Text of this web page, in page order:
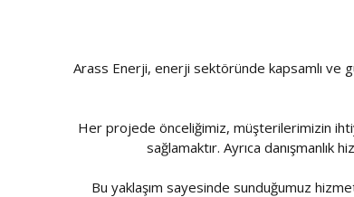
Arass Enerji, enerji sektöründe kapsamlı ve
Her projede önceliğimiz, müşterilerimizin
sağlamaktır. Ayrıca
Bu yaklaşım sayesinde sunduğumuz